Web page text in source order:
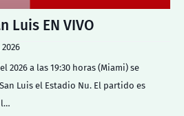
Luis EN VIVO
2026 a las 19:30 horas (Miami) se
Luis el Estadio Nu. El partido es
l…